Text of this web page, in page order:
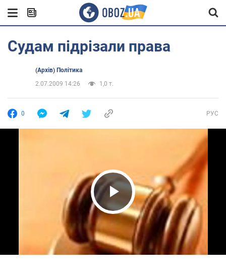
Судам підрізали права
(Архів) Політика
2.07.2009 14:26
1,0 т.
0 РУС
Play Video